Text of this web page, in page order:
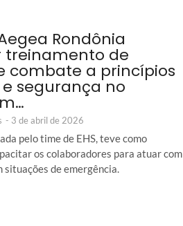
Rondônia
treinamento de
combate a princípios
segurança no
- 3 de abril de 2026
pelo time de EHS, teve como
os colaboradores para atuar com
situações de emergência.